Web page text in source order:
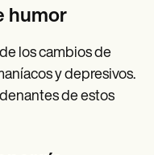
humor
los cambios de
y depresivos.
de estos